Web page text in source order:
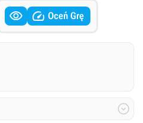
  Oceń Grę
